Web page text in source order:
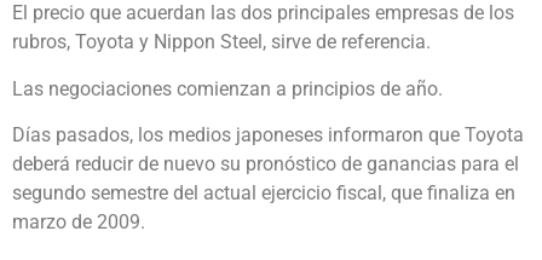
El precio que acuerdan las dos principales empresas de los
rubros, Toyota y Nippon Steel, sirve de referencia.
Las negociaciones comienzan a principios de año.
Días pasados, los medios japoneses informaron que Toyota
deberá reducir de nuevo su pronóstico de ganancias para el
segundo semestre del actual ejercicio fiscal, que finaliza en
marzo de 2009.